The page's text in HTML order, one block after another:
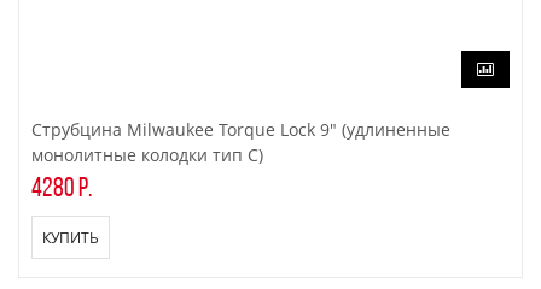
Струбцина Milwaukee Torque Lock 9" (удлиненные
монолитные колодки тип C)
4280 р.
КУПИТЬ